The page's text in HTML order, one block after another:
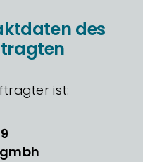
des
ist: